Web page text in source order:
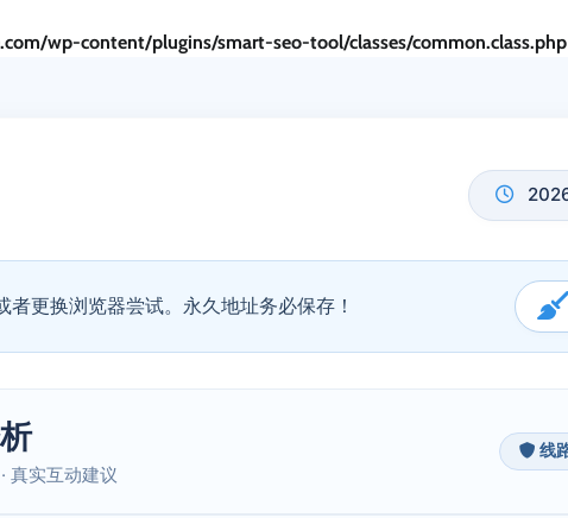
wp-content/plugins/smart-seo-tool/classes/common.class.php